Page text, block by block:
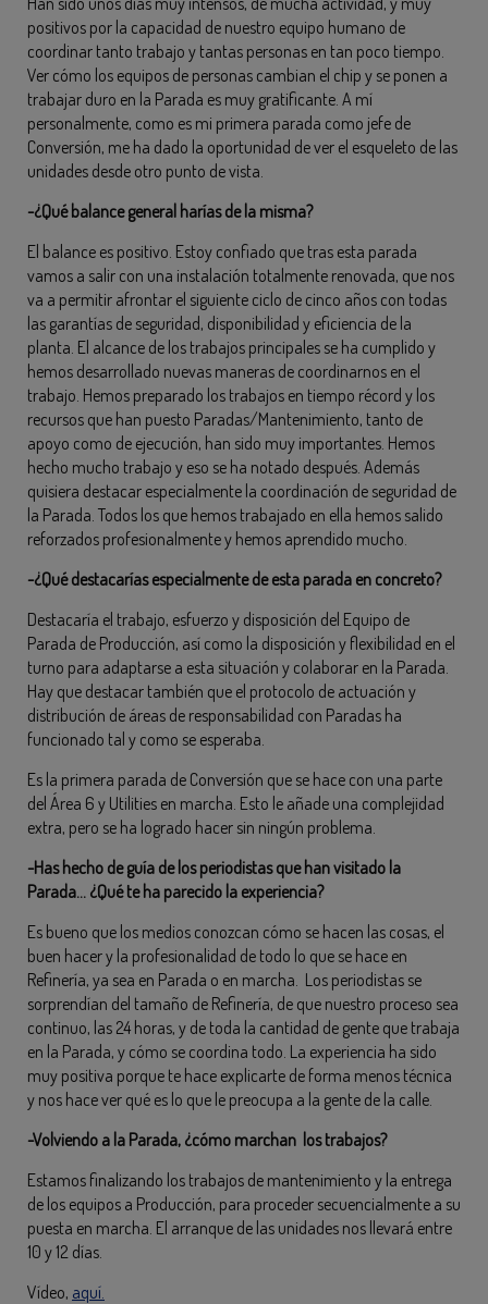
positivos por la capacidad de nuestro equipo humano de
coordinar tanto trabajo y tantas personas en tan poco tiempo.
Ver cómo los equipos de personas cambian el chip y se ponen a
trabajar duro en la Parada es muy gratificante. A mí
personalmente, como es mi primera parada como jefe de
Conversión, me ha dado la oportunidad de ver el esqueleto de las
unidades desde otro punto de vista.
-¿Qué balance general harías de la misma?
El balance es positivo. Estoy confiado que tras esta parada
vamos a salir con una instalación totalmente renovada, que nos
va a permitir afrontar el siguiente ciclo de cinco años con todas
las garantías de seguridad, disponibilidad y eficiencia de la
planta. El alcance de los trabajos principales se ha cumplido y
hemos desarrollado nuevas maneras de coordinarnos en el
trabajo. Hemos preparado los trabajos en tiempo récord y los
recursos que han puesto Paradas/Mantenimiento, tanto de
apoyo como de ejecución, han sido muy importantes. Hemos
hecho mucho trabajo y eso se ha notado después. Además
quisiera destacar especialmente la coordinación de seguridad de
la Parada. Todos los que hemos trabajado en ella hemos salido
reforzados profesionalmente y hemos aprendido mucho.
-¿Qué destacarías especialmente de esta parada en concreto?
Destacaría el trabajo, esfuerzo y disposición del Equipo de
Parada de Producción, así como la disposición y flexibilidad en el
turno para adaptarse a esta situación y colaborar en la Parada.
Hay que destacar también que el protocolo de actuación y
distribución de áreas de responsabilidad con Paradas ha
funcionado tal y como se esperaba.
Es la primera parada de Conversión que se hace con una parte
del Área 6 y Utilities en marcha. Esto le añade una complejidad
extra, pero se ha logrado hacer sin ningún problema.
-Has hecho de guía de los periodistas que han visitado la
Parada… ¿Qué te ha parecido la experiencia?
Es bueno que los medios conozcan cómo se hacen las cosas, el
buen hacer y la profesionalidad de todo lo que se hace en
Refinería, ya sea en Parada o en marcha. Los periodistas se
sorprendían del tamaño de Refinería, de que nuestro proceso sea
continuo, las 24 horas, y de toda la cantidad de gente que trabaja
en la Parada, y cómo se coordina todo. La experiencia ha sido
muy positiva porque te hace explicarte de forma menos técnica
y nos hace ver qué es lo que le preocupa a la gente de la calle.
-Volviendo a la Parada, ¿cómo marchan los trabajos?
Estamos finalizando los trabajos de mantenimiento y la entrega
de los equipos a Producción, para proceder secuencialmente a su
puesta en marcha. El arranque de las unidades nos llevará entre
10 y 12 días.
Vídeo, aquí.